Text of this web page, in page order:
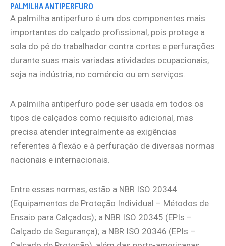
PALMILHA ANTIPERFURO
A palmilha antiperfuro é um dos componentes mais
importantes do calçado profissional, pois protege a
sola do pé do trabalhador contra cortes e perfurações
durante suas mais variadas atividades ocupacionais,
seja na indústria, no comércio ou em serviços.
A palmilha antiperfuro pode ser usada em todos os
tipos de calçados como requisito adicional, mas
precisa atender integralmente as exigências
referentes à flexão e à perfuração de diversas normas
nacionais e internacionais.
Entre essas normas, estão a NBR ISO 20344
(Equipamentos de Proteção Individual – Métodos de
Ensaio para Calçados); a NBR ISO 20345 (EPIs –
Calçado de Segurança); a NBR ISO 20346 (EPIs –